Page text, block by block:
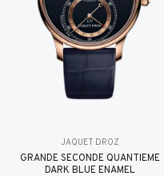
JAQUET DROZ
GRANDE SECONDE QUANTIÈME
DARK BLUE ENAMEL